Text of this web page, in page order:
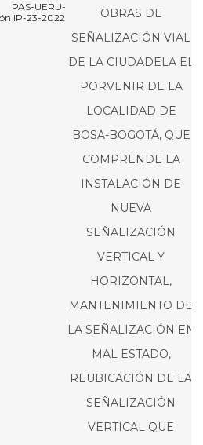
PAS-UERU-
IP-23-2022
OBRAS DE
SEÑALIZACIÓN VIAL
DE LA CIUDADELA EL
PORVENIR DE LA
LOCALIDAD DE
BOSA-BOGOTÁ, QUE
COMPRENDE LA
INSTALACIÓN DE
NUEVA
SEÑALIZACIÓN
VERTICAL Y
HORIZONTAL,
MANTENIMIENTO DE
LA SEÑALIZACIÓN EN
MAL ESTADO,
REUBICACIÓN DE LA
SEÑALIZACIÓN
VERTICAL QUE